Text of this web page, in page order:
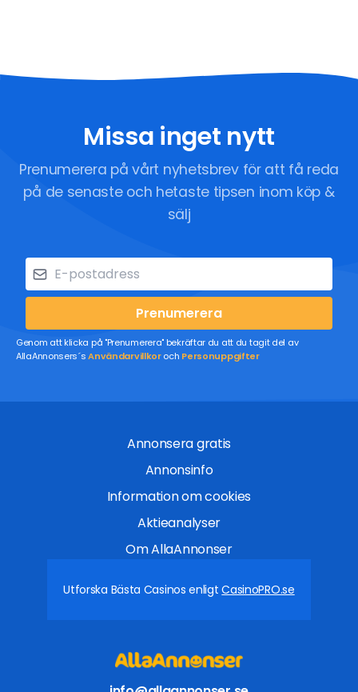
Missa inget nytt
Prenumerera på vårt nyhetsbrev för att få reda
på de senaste och hetaste tipsen inom köp &
sälj
Prenumerera
Genom att klicka på "Prenumerera" bekräftar du att du tagit del av
AllaAnnonsers´sAnvändarvillkoroch Personuppgifter
Annonsera gratis
Annonsinfo
Information om cookies
Aktieanalyser
Om AllaAnnonser
Utforska Bästa Casinos enligtCasinoPRO.se